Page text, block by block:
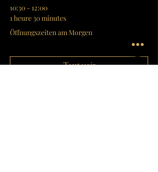
10:30 - 12:00
1 heure 30 minutes
Öffnungszeiten am Morgen
Tout voir